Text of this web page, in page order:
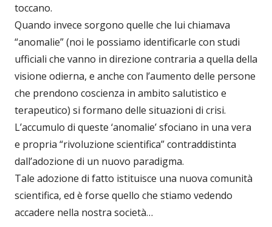
toccano.
Quando invece sorgono quelle che lui chiamava
“anomalie” (noi le possiamo identificarle con studi
ufficiali che vanno in direzione contraria a quella della
visione odierna, e anche con l’aumento delle persone
che prendono coscienza in ambito salutistico e
terapeutico) si formano delle situazioni di crisi.
L’accumulo di queste ‘anomalie’ sfociano in una vera
e propria “rivoluzione scientifica” contraddistinta
dall’adozione di un nuovo paradigma.
Tale adozione di fatto istituisce una nuova comunità
scientifica, ed è forse quello che stiamo vedendo
accadere nella nostra società…